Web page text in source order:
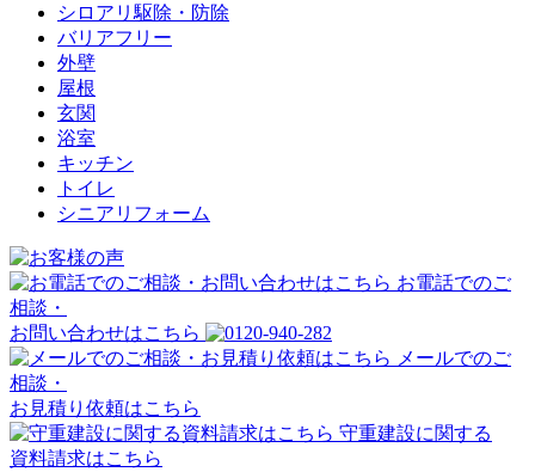
シロアリ駆除・防除
バリアフリー
外壁
屋根
玄関
浴室
キッチン
トイレ
シニアリフォーム
お電話でのご
相談・
お問い合わせはこちら
メールでのご
相談・
お見積り依頼はこちら
守重建設に関する
資料請求はこちら